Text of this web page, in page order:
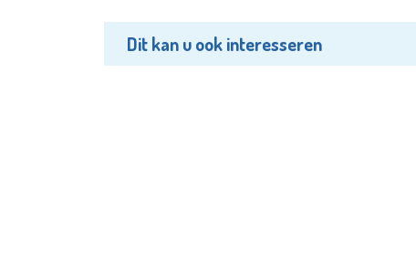
Dit kan u ook interesseren